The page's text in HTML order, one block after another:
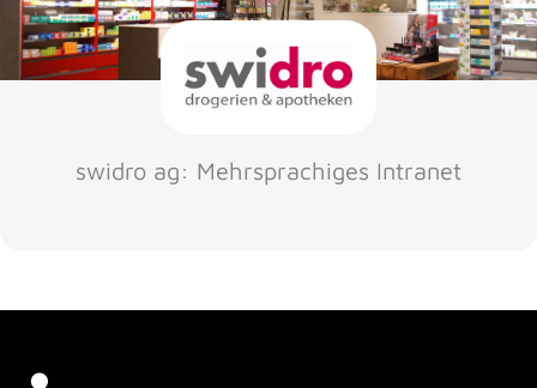
swidro ag: Mehrsprachiges Intranet